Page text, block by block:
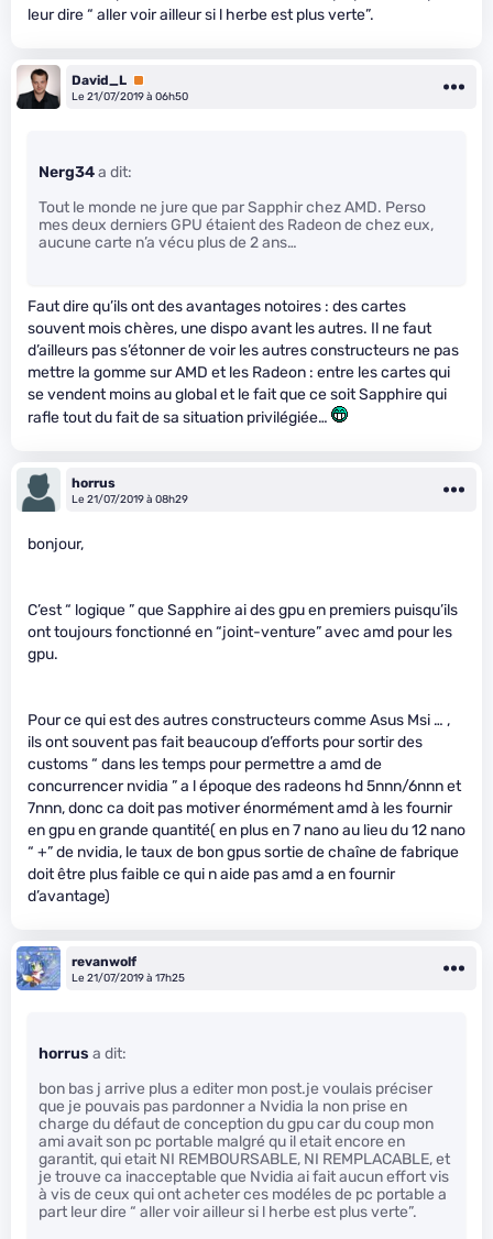
leur dire “ aller voir ailleur si l herbe est plus verte”.
David_L Premium
Le 21/07/2019 à 06h50
Nerg34a dit:
Tout le monde ne jure que par Sapphir chez AMD. Perso
mes deux derniers GPU étaient des Radeon de chez eux,
aucune carte n’a vécu plus de 2 ans…
Faut dire qu’ils ont des avantages notoires : des cartes
souvent mois chères, une dispo avant les autres. Il ne faut
d’ailleurs pas s’étonner de voir les autres constructeurs ne pas
mettre la gomme sur AMD et les Radeon : entre les cartes qui
se vendent moins au global et le fait que ce soit Sapphire qui
rafle tout du fait de sa situation privilégiée…
horrus
Le 21/07/2019 à 08h29
bonjour,
C’est “ logique ” que Sapphire ai des gpu en premiers puisqu’ils
ont toujours fonctionné en “joint-venture” avec amd pour les
gpu.
Pour ce qui est des autres constructeurs comme Asus Msi … ,
ils ont souvent pas fait beaucoup d’efforts pour sortir des
customs “ dans les temps pour permettre a amd de
concurrencer nvidia ” a l époque des radeons hd 5nnn/6nnn et
7nnn, donc ca doit pas motiver énormément amd à les fournir
en gpu en grande quantité( en plus en 7 nano au lieu du 12 nano
“ +” de nvidia, le taux de bon gpus sortie de chaîne de fabrique
doit être plus faible ce qui n aide pas amd a en fournir
d’avantage)
revanwolf
Le 21/07/2019 à 17h25
horrus a dit:
bon bas j arrive plus a editer mon post.je voulais préciser
que je pouvais pas pardonner a Nvidia la non prise en
charge du défaut de conception du gpu car du coup mon
ami avait son pc portable malgré qu il etait encore en
garantit, qui etait NI REMBOURSABLE, NI REMPLACABLE, et
je trouve ca inacceptable que Nvidia ai fait aucun effort vis
à vis de ceux qui ont acheter ces modéles de pc portable a
part leur dire “ aller voir ailleur si l herbe est plus verte”.